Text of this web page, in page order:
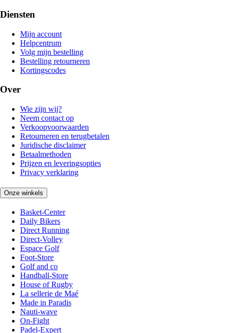
Diensten
Mijn account
Helpcentrum
Volg mijn bestelling
Bestelling retourneren
Kortingscodes
Over
Wie zijn wij?
Neem contact op
Verkoopvoorwaarden
Retourneren en terugbetalen
Juridische disclaimer
Betaalmethoden
Prijzen en leveringsopties
Privacy verklaring
Onze winkels
Basket-Center
Daily Bikers
Direct Running
Direct-Volley
Espace Golf
Foot-Store
Golf and co
Handball-Store
House of Rugby
La sellerie de Maé
Made in Paradis
Nauti-wave
On-Fight
Padel-Expert